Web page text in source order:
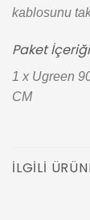
kablosunu
Paket İçeriği
1 x Ugreen
CM
İLGILI